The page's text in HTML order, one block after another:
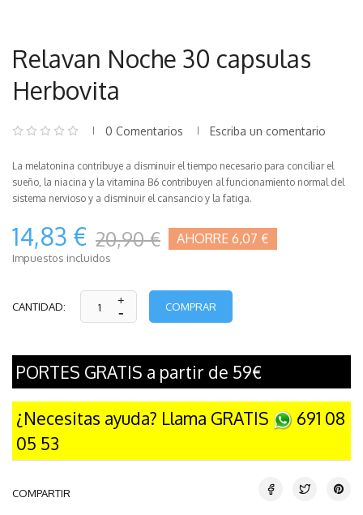
Relavan Noche 30 capsulas
Herbovita
0 Comentarios Escriba un comentario
La melatonina contribuye a disminuir el tiempo necesario para conciliar el
sueño, la niacina y la vitamina B6 contribuyen al funcionamiento normal del
sistema nervioso y a disminuir el cansancio y la fatiga.
14,83 € 20,90 € AHORRE 6,07 €
Impuestos incluidos
CANTIDAD: COMPRAR
PORTES GRATIS a partir de 59€
¿Necesitas ayuda? Llama GRATIS
691 08
05 53
COMPARTIR